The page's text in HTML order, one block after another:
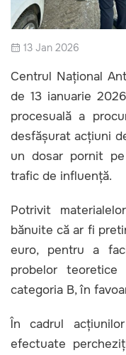
13 Jan 2026
Centrul Național
de 13 ianuarie
procesuală a
desfășurat acțiuni
un dosar pornit
trafic de influență.
Potrivit
bănuite că ar fi
euro, pentru a
probelor
categoria B, în
În cadrul
efectuate